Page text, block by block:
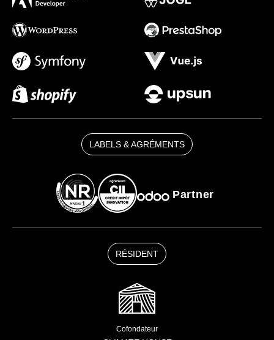
LABELS & AGRÉMENTS
Partner
RÉSIDENT
Cofondateur